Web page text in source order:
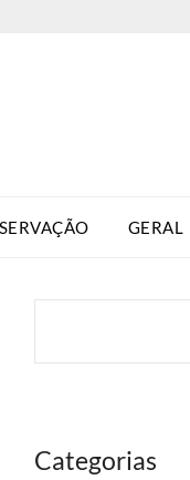
GERAL
Categorias